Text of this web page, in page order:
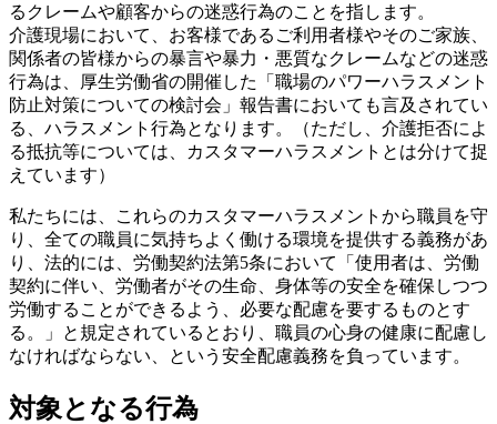
るクレームや顧客からの迷惑行為のことを指します。
介護現場において、お客様であるご利用者様やそのご家族、
関係者の皆様からの暴言や暴力・悪質なクレームなどの迷惑
行為は、厚生労働省の開催した「職場のパワーハラスメント
防止対策についての検討会」報告書においても言及されてい
る、ハラスメント行為となります。（ただし、介護拒否によ
る抵抗等については、カスタマーハラスメントとは分けて捉
えています）
私たちには、これらのカスタマーハラスメントから職員を守
り、全ての職員に気持ちよく働ける環境を提供する義務があ
り、法的には、労働契約法第5条において「使用者は、労働
契約に伴い、労働者がその生命、身体等の安全を確保しつつ
労働することができるよう、必要な配慮を要するものとす
る。」と規定されているとおり、職員の心身の健康に配慮し
なければならない、という安全配慮義務を負っています。
対象となる行為